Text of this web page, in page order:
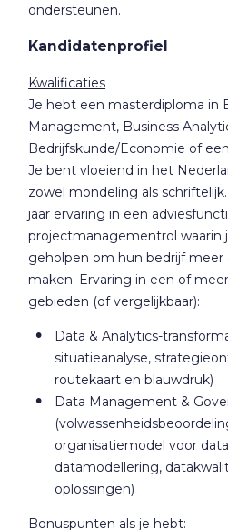
ondersteunen.
Kandidatenprofiel
Kwalificaties
Je hebt een masterdiploma in
Management, Business
Bedrijfskunde/Economie of
Je bent vloeiend in het
zowel mondeling als
jaar ervaring in een
projectmanagementrol waarin
geholpen om hun bedrijf
maken. Ervaring in een of
gebieden (of vergelijkbaar):
Data & Analytics-
situatieanalyse,
routekaart en blauwdruk)
Data Management &
organisatiemodel voor
datamodellering,
oplossingen)
Bonuspunten als je hebt: